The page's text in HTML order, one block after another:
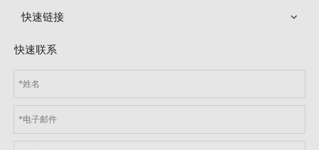
快速链接
快速联系